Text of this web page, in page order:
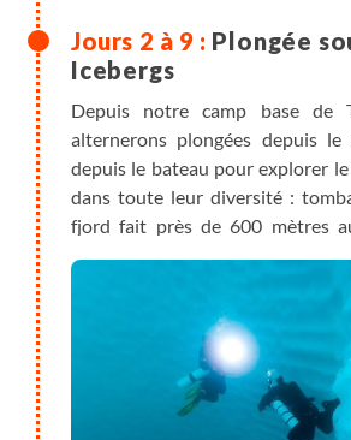
Plongée
Icebergs
Depuis notre camp base de
alternerons plongées depuis
depuis le bateau pour explorer
dans toute leur diversité :
fjord fait près de 600 mètres
laminaires. Le spectacle sera
sera le premier à se poser sur
ponctués d'îlot de glace vive
Chaque coup de palme,
surprise sera une première.
En fonction des conditions